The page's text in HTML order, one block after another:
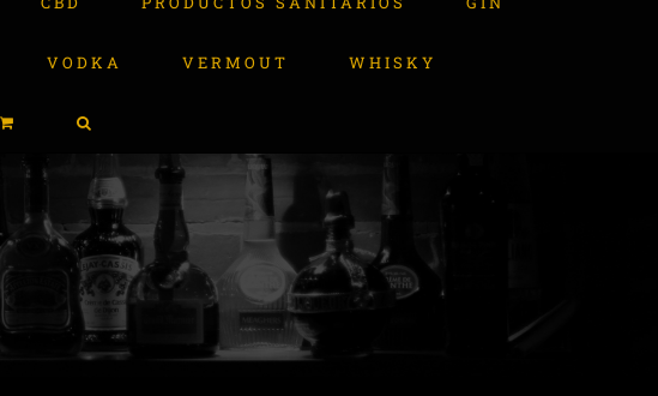
VODKA VERMOUT WHISKY